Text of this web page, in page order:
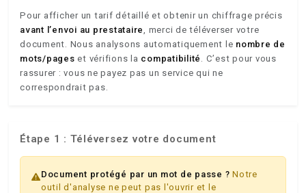
Pour afficher un tarif détaillé et obtenir un chiffrage précis
avant l’envoi au prestataire, merci de téléverser votre
document. Nous analysons automatiquement le nombre de
mots/pages et vérifions la compatibilité . C’est pour vous
rassurer : vous ne payez pas un service qui ne
correspondrait pas.
Étape 1 : Téléversez votre document
Document protégé par un mot de passe ? Notre
outil d'analyse ne peut pas l'ouvrir et le